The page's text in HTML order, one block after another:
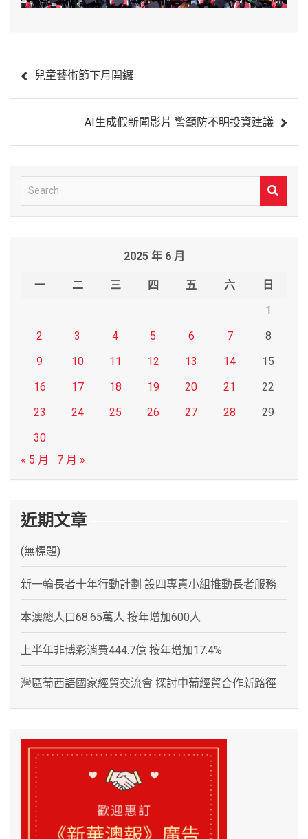
章
導
兒童藝術節下月開鑼
AI生成假新聞影片 警籲防不明投資建議
e
2025 年 6 月
一 二 三 四 五 六
日
1
2
3 4 5 6 7
8
9
10 11 12 13 14
15
16
17 18 19 20 21
22
23
24 25 26 27 28
29
30
« 5 月
7 月 »
近期文章
(無標題)
新一輪長者十年行動計劃 設四專責小組推動長者服務
本澳總人口68.65萬人 按年增加600人
上半年非博彩消費444.7億 按年增加17.4%
灣區葡西語國家經貿交流會 探討中葡經貿合作新路徑